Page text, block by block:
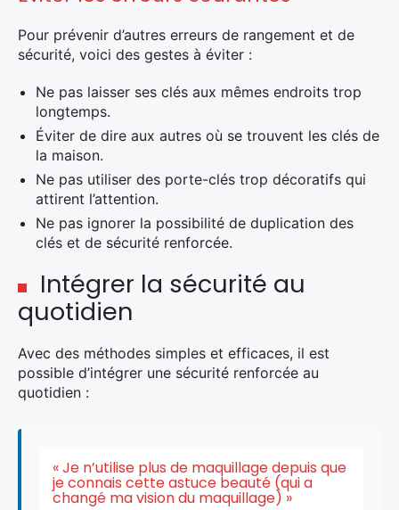
Pour prévenir d’autres erreurs de rangement et de
sécurité, voici des gestes à éviter :
Ne pas laisser ses clés aux mêmes endroits trop
longtemps.
Éviter de dire aux autres où se trouvent les clés de
la maison.
Ne pas utiliser des porte-clés trop décoratifs qui
attirent l’attention.
Ne pas ignorer la possibilité de duplication des
clés et de sécurité renforcée.
Intégrer la sécurité au
quotidien
Avec des méthodes simples et efficaces, il est
possible d’intégrer une sécurité renforcée au
quotidien :
« Je n’utilise plus de maquillage depuis que
je connais cette astuce beauté (qui a
changé ma vision du maquillage) »